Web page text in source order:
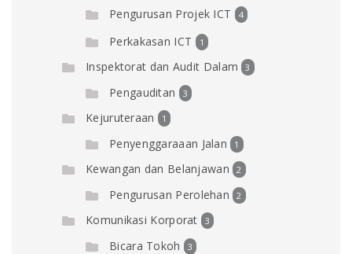
Pengurusan Projek ICT 4
Perkakasan ICT 1
Inspektorat dan Audit Dalam 3
Pengauditan 3
Kejuruteraan 1
Penyenggaraaan Jalan 1
Kewangan dan Belanjawan 2
Pengurusan Perolehan 2
Komunikasi Korporat 3
Bicara Tokoh 3